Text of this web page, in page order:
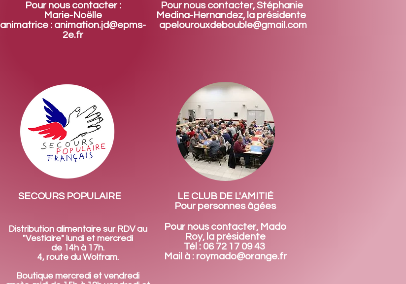
Pour nous contacter :
Marie-Noëlle
animatrice : animation.jd@epms-
2e.fr
Pour nous contacter, Stéphanie
Medina-Hernandez, la présidente
apelourouxdebouble@gmail.com
SECOURS POPULAIRE
LE CLUB DE L'AMITIÉ
Pour personnes âgées
Distribution alimentaire sur RDV au
"Vestiaire" lundi et mercredi
de 14h à 17h.
4, route du Wolfram.
Boutique mercredi et vendredi
Pour nous contacter, Mado
Roy, la présidente
Tél : 06 72 17 09 43
Mail à : roymado@orange.fr